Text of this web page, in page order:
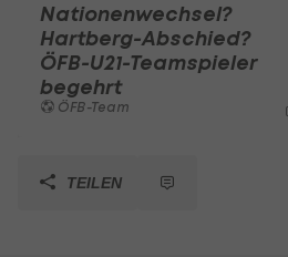
Nationenwechsel?
Hartberg-Abschied?
ÖFB-U21-Teamspieler
begehrt
ÖFB-Team
TEILEN